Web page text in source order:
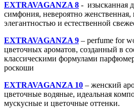
EXTRAVAGANZA 8 - изысканная
симфония, невероятно женственная,
элегантностью и естественной
EXTRAVAGANZA 9 – perfume for
цветочных ароматов, созданный в
классическими формулами
роскоши
EXTRAVAGANZA 10 – женский
цветочные водяные, идеальная
мускусные и цветочные оттенки.